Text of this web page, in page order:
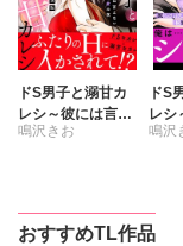
ドS男子と溺甘カ
レシ～彼には言え
ない秘蜜の夜～
鳴沢きお
ドS
レシ
ない
鳴沢
おすすめTL作品